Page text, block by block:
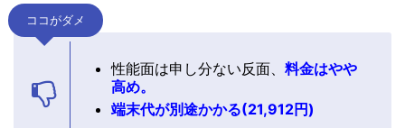
ココがダメ
性能面は申し分ない反面、 料金はやや
高め。
端末代が別途かかる(21,912円)